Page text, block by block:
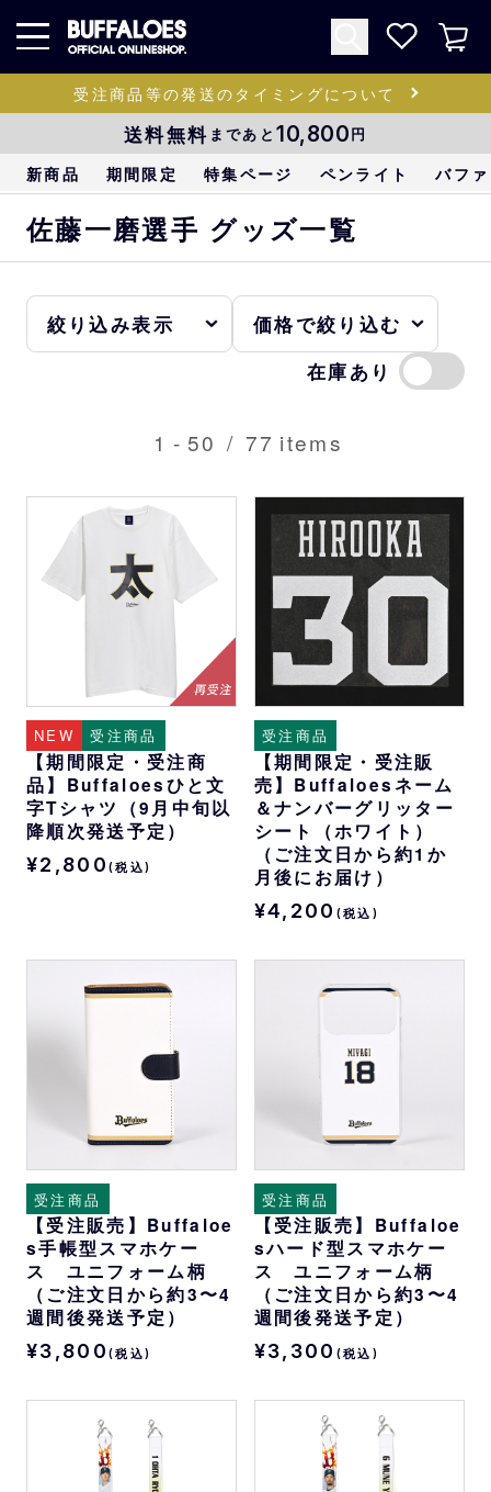
受注商品等の発送のタイミングについて
送料無料 まであと 10,800円
新商品 期間限定 特集ページ ペンライト バフ
佐藤一磨選手 グッズ一覧
在庫あり
1 - 50 / 77 items
NEW 受注商品
【期間限定・受注商
品】Buffaloesひと文
字Tシャツ（9月中旬以
降順次発送予定）
¥2,800 (税込)
受注商品
【期間限定・受注販
売】Buffaloesネーム
＆ナンバーグリッター
シート（ホワイト）
（ご注文日から約1か
月後にお届け）
¥4,200 (税込)
受注商品
【受注販売】Buffaloe
s手帳型スマホケー
ス ユニフォーム柄
（ご注文日から約3〜4
週間後発送予定）
¥3,800 (税込)
受注商品
【受注販売】Buffaloe
sハード型スマホケー
ス ユニフォーム柄
（ご注文日から約3〜4
週間後発送予定）
¥3,300 (税込)